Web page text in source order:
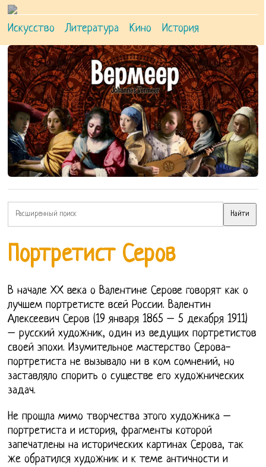
Искусство Литература Кино История
Портретист Серов
В начале ХХ века о Валентине Серове говорят как о
лучшем портретисте всей России. Валентин
Алексеевич Серов (19 января 1865 – 5 декабря 1911)
– русский художник, один из ведущих портретистов
своей эпохи. Изумительное мастерство Серова-
портретиста не вызывало ни в ком сомнений, но
заставляло спорить о существе его художнических
задач.
Не прошла мимо творчества этого художника –
портретиста и история, фрагменты которой
запечатлены на исторических картинах Серова, так
же обратился художник и к теме античности и